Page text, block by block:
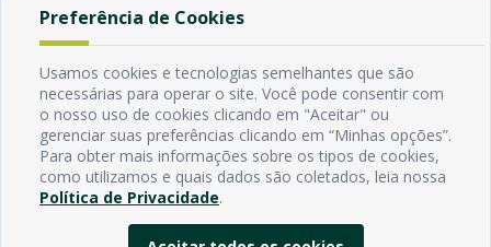
Endereço
Avenida Rio Branco, 484 - Prata, Campina Grande - PB
Contato
Email:
Horário de funcionamento
Segunda à Sexta de 7h ás 13h, exceto em feriados Nacionais,
estaduais e municipais.
Preferência de Cookies
Usamos cookies e tecnologias semelhantes que são
necessárias para operar o site. Você pode consentir com
o nosso uso de cookies clicando em "Aceitar" ou
gerenciar suas preferências clicando em “Minhas opções”.
Para obter mais informações sobre os tipos de cookies,
como utilizamos e quais dados são coletados, leia nossa
Política de Privacidade.